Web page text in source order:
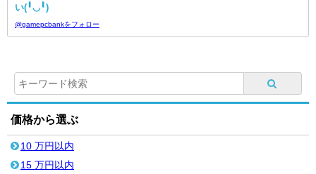
い(╹◡╹)
@gamepcbankをフォロー
価格から選ぶ
10 万円以内
15 万円以内